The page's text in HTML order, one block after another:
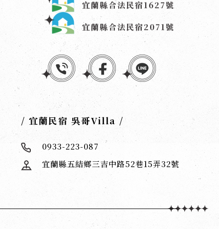
/ 宜蘭民宿 吳哥Villa /
0933-223-087
宜蘭縣五結鄉三吉中路52巷15弄32號
宜蘭縣合法民宿1627號
宜蘭縣合法民宿2071號